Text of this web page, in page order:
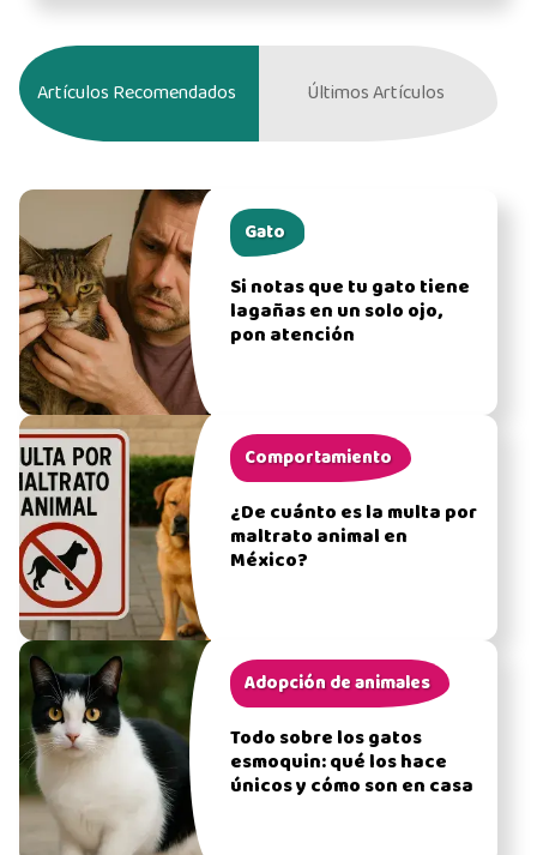
Artículos Recomendados Últimos Artículos
Gato
Si notas que tu gato tiene
lagañas en un solo ojo,
pon atención
Comportamiento
¿De cuánto es la multa por
maltrato animal en
México?
Adopción de animales
Todo sobre los gatos
esmoquin: qué los hace
únicos y cómo son en casa